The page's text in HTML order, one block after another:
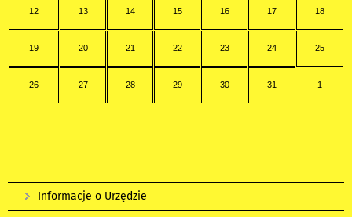
12 13 14 15 16 17 18
19 20 21 22 23 24 25
26 27 28 29 30 31 1
Informacje o Urzędzie